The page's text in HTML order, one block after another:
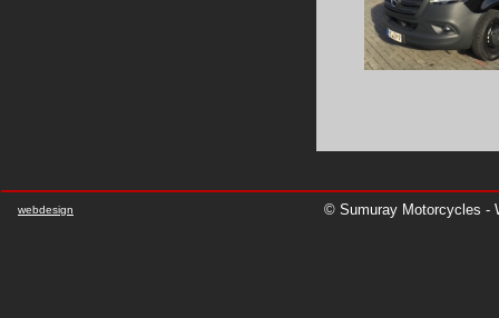
webdesign © Sumuray Motorcycles -